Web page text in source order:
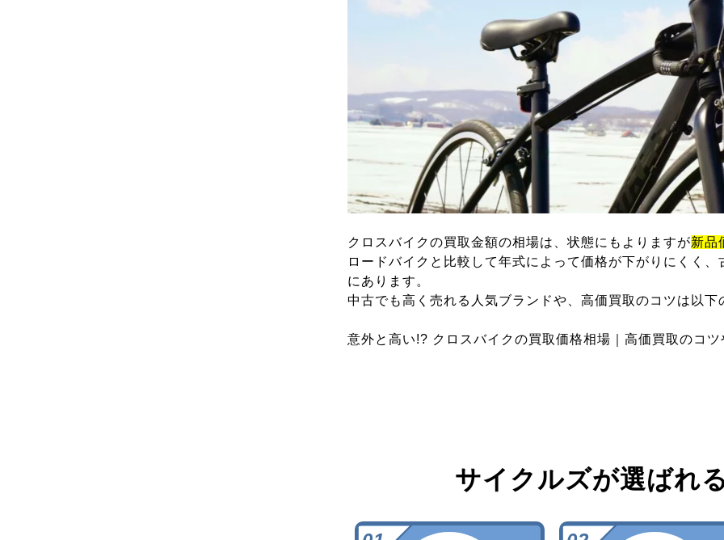
クロスバイクの買取金額の相場は、状態にもよりますが新品
ロードバイクと比較して年式によって価格が下がりにくく
にあります。
中古でも高く売れる人気ブランドや、高価買取のコツは以
意外と高い!? クロスバイクの買取価格相場｜高価買取のコ
サイクルズが選ばれ